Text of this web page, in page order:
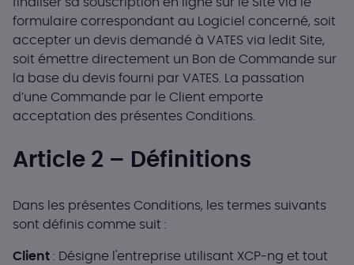
formulaire correspondant au Logiciel concerné, soit
accepter un devis demandé à VATES via ledit Site,
soit émettre directement un Bon de Commande sur
la base du devis fourni par VATES. La passation
d’une Commande par le Client emporte
acceptation des présentes Conditions.
Article 2 – Définitions
Dans les présentes Conditions, les termes suivants
sont définis comme suit :
Client : Désigne l'entreprise utilisant XCP-ng et tout